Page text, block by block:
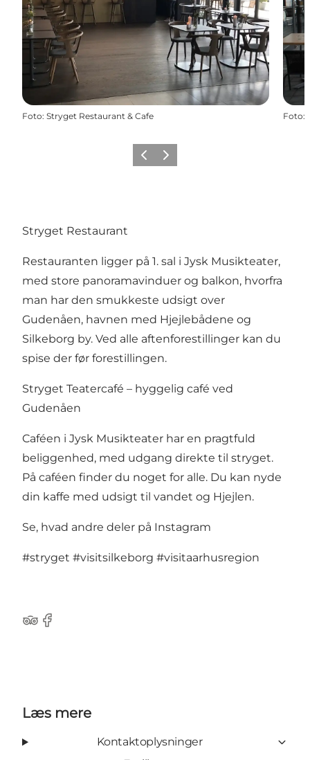
Foto: Stryget Restaurant & Cafe Foto:
ForrigeNæste
Stryget Restaurant
Restauranten ligger på 1. sal i Jysk Musikteater,
med store panoramavinduer og balkon, hvorfra
man har den smukkeste udsigt over
Gudenåen, havnen med Hjejlebådene og
Silkeborg by. Ved alle aftenforestillinger kan du
spise der før forestillingen.
Stryget Teatercafé – hyggelig café ved
Gudenåen
Caféen i Jysk Musikteater har en pragtfuld
beliggenhed, med udgang direkte til stryget.
På caféen finder du noget for alle. Du kan nyde
din kaffe med udsigt til vandet og Hjejlen.
Se, hvad andre deler på Instagram
#stryget #visitsilkeborg #visitaarhusregion
TripAdvisor
Facebook
Læs mere
Kontaktoplysninger